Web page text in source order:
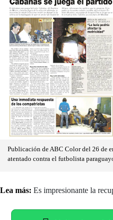
Publicación de ABC Color del 26 de
atentado contra el futbolista
Lea más: Es impresionante la